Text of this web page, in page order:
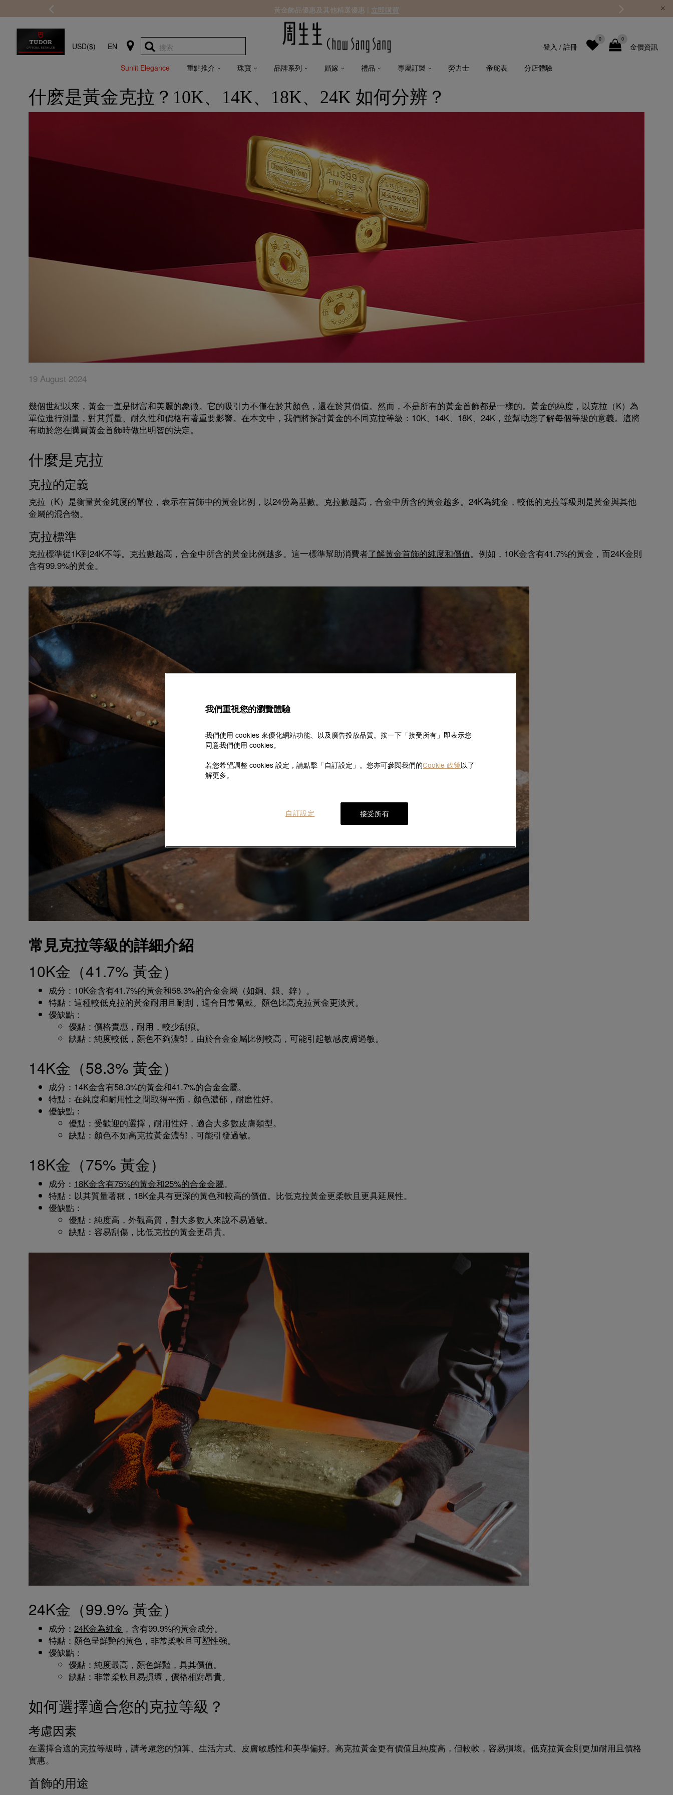
USD($) EN 搜索 金價資訊
0
0
登入 / 註冊
Sunlit Elegance 重點推介 珠寶 品牌系列 婚嫁 禮品 專屬訂製 勞力士 帝舵表 分店體驗
黃金飾品優惠及其他精選優惠 | 立即購買
什麽是黃金克拉？10K、14K、18K、24K 如何分辨？
19 August 2024
幾個世紀以來，黃金一直是財富和美麗的象徵。它的吸引力不僅在於其顏色，還在於其價值。然而，不是所有的黃金首飾都是一樣的。黃金的純度，以克拉（K）為
單位進行測量，對其質量、耐久性和價格有著重要影響。在本文中，我們將探討黃金的不同克拉等級：10K、14K、18K、24K，並幫助您了解每個等級的意義。這將
有助於您在購買黃金首飾時做出明智的決定。
什麼是克拉
克拉的定義
克拉（K）是衡量黃金純度的單位，表示在首飾中的黃金比例，以24份為基數。克拉數越高，合金中所含的黃金越多。24K為純金，較低的克拉等級則是黃金與其他
金屬的混合物。
克拉標準
克拉標準從1K到24K不等。克拉數越高，合金中所含的黃金比例越多。這一標準幫助消費者了解黃金首飾的純度和價值。例如，10K金含有41.7%的黃金，而24K金則
含有99.9%的黃金。
常見克拉等級的詳細介紹
10K金（41.7% 黃金）
成分：10K金含有41.7%的黃金和58.3%的合金金屬（如銅、銀、鋅）。
特點：這種較低克拉的黃金耐用且耐刮，適合日常佩戴。顏色比高克拉黃金更淡黃。
優缺點：
優點：價格實惠，耐用，較少刮痕。
缺點：純度較低，顏色不夠濃郁，由於合金金屬比例較高，可能引起敏感皮膚過敏。
14K金（58.3% 黃金）
成分：14K金含有58.3%的黃金和41.7%的合金金屬。
特點：在純度和耐用性之間取得平衡，顏色濃郁，耐磨性好。
優缺點：
優點：受歡迎的選擇，耐用性好，適合大多數皮膚類型。
缺點：顏色不如高克拉黃金濃郁，可能引發過敏。
18K金（75% 黃金）
成分： 18K金含有75%的黃金和25%的合金金屬。
特點：以其質量著稱，18K金具有更深的黃色和較高的價值。比低克拉黃金更柔軟且更具延展性。
優缺點：
優點：純度高，外觀高質，對大多數人來說不易過敏。
缺點：容易刮傷，比低克拉的黃金更昂貴。
24K金（99.9% 黃金）
成分： 24K金為純金 ，含有99.9%的黃金成分。
特點：顏色呈鮮艷的黃色，非常柔軟且可塑性強。
優缺點：
優點：純度最高，顏色鮮豔，具其價值。
缺點：非常柔軟且易損壞，價格相對昂貴。
如何選擇適合您的克拉等級？
考慮因素
在選擇合適的克拉等級時，請考慮您的預算、生活方式、皮膚敏感性和美學偏好。高克拉黃金更有價值且純度高，但較軟，容易損壞。低克拉黃金則更加耐用且價格
實惠。
首飾的用途
我們重視您的瀏覽體驗
我們使用 cookies 來優化網站功能、以及廣告投放品質。按一下「接受所有」即表示您
同意我們使用 cookies。
若您希望調整 cookies 設定，請點擊「自訂設定」。您亦可參閱我們的Cookie 政策以了
解更多。
接受所有
自訂設定